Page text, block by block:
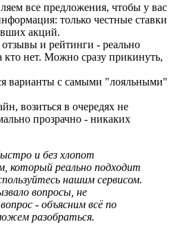
все предложения, чтобы у вас
только честные ставки
акций.
и рейтинги - реально
кто нет. Можно сразу прикинуть,
варианты с самыми "лояльными"
возиться в очередях не
прозрачно - никаких
и без хлопот
который реально подходит
нашим сервисом.
вопросы, не
- объясним всё по
разобраться.